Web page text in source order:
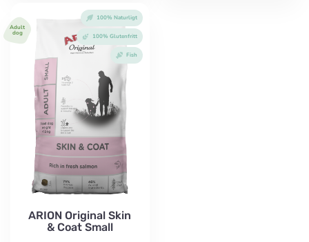
Adult
dog
100% Naturligt
100% Glutenfritt
Fish
ARION Original Skin
& Coat Small